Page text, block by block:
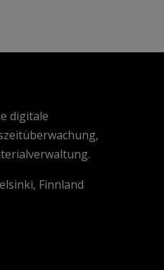
digitale
Finnland